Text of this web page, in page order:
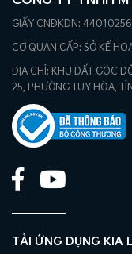
GIẤY CNĐKDN:
CƠ QUAN CẤP: SỞ KẾ
ĐỊA CHỈ: KHU ĐẤT GÓC
25, PHƯỜNG TUY HÒA,
TẢI ỨNG DỤNG KIA